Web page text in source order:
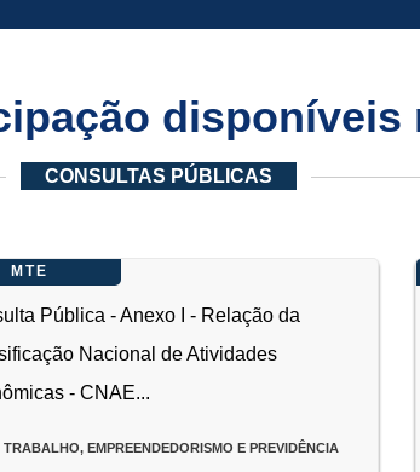
disponíveis
CONSULTAS PÚBLICAS
MTE
Pública - Anexo I - Relação da
Nacional de Atividades
- CNAE...
TRABALHO, EMPREENDEDORISMO E PREVIDÊNCIA